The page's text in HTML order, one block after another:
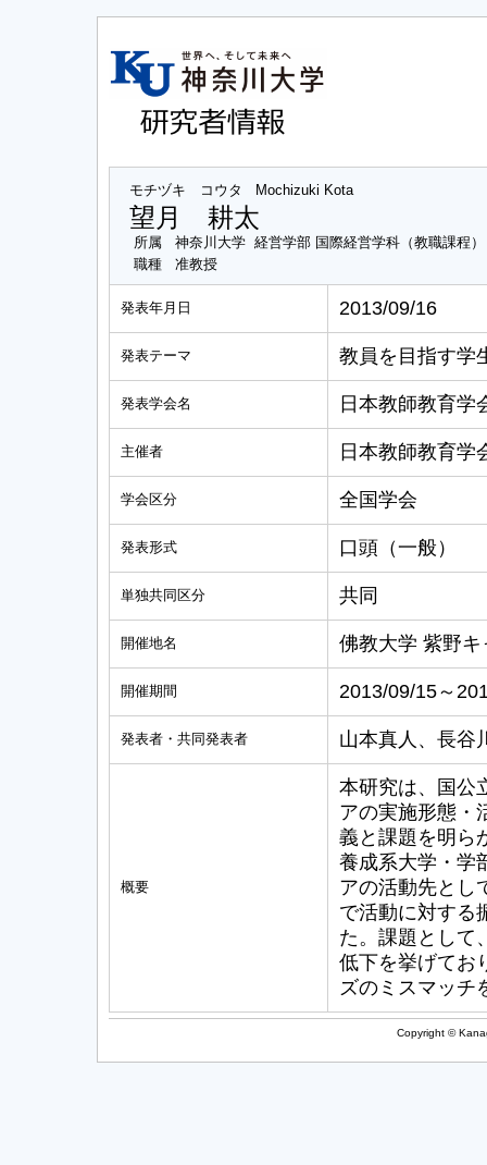
モチヅキ コウタ Mochizuki Kota
望月 耕太
所属
神奈川大学 経営学部 国際経営学科（教職課程）
職種
准教授
発表年月日 2013/09/16
発表テーマ 教員を目指す学
発表学会名 日本教師教育学
主催者 日本教師教育学
学会区分 全国学会
発表形式 口頭（一般）
単独共同区分 共同
開催地名 佛教大学 紫野キ
開催期間 2013/09/15～
発表者・共同発表者 山本真人、長谷
概要
本研究は、国公
アの実施形態・
義と課題を明ら
養成系大学・学
アの活動先とし
で活動に対する
た。課題として
低下を挙げてお
ズのミスマッチ
Copyright ©